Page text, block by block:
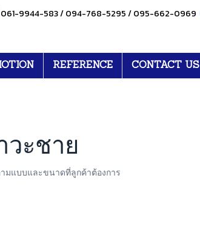
061-9944-583 / 094-768-5295 / 095-662-0969
REFERENCE CONTACT US
วะชาย
มแบบและขนาดที่ลูกค้าต้องการ